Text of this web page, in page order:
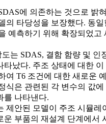
에 의존하는 것으로 밝
의 타당성을 보장했다. 동일
예측하기 위해 확장되었고
는 SDAS, 결함 함량 및 인
타났다. 주조 상태에 대한 이
여 T6 조건에 대한 새로운
식은 관련된 각 변수의 값에
를 나타낸다.
제안된 모델이 주조 시뮬레
운 부품의 재설계 단계에서